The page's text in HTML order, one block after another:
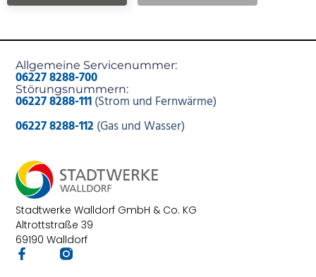
Stadtwerke Walldorf GmbH & Co. KG
Altrottstraße 39
69190 Walldorf
Allgemeine Servicenummer:
06227 8288-700
Störungsnummern:
06227 8288-111(Strom und Fernwärme)
06227 8288-112 (Gas und Wasser)